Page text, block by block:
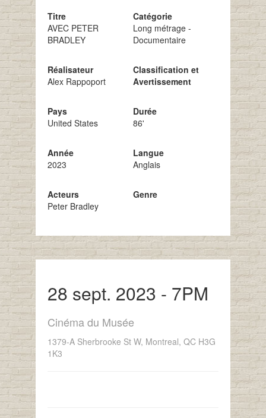
Titre
AVEC PETER
BRADLEY
Réalisateur
Alex Rappoport
Pays
United States
Année
2023
Acteurs
Peter Bradley
Catégorie
Long métrage -
Documentaire
Classification et
Avertissement
Durée
86'
Langue
Anglais
Genre
28 sept. 2023 - 7PM
Cinéma du Musée
1379-A Sherbrooke St W, Montreal, QC H3G
1K3